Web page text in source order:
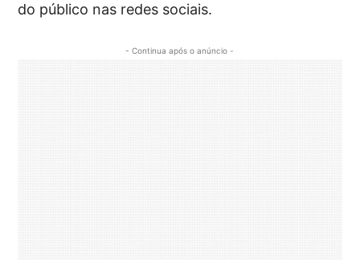
do público nas redes sociais.
- Continua após o anúncio -